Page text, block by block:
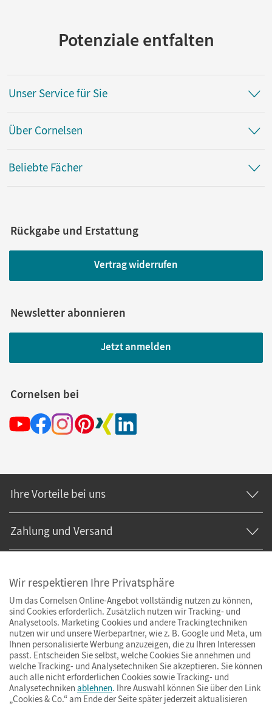
Potenziale entfalten
Unser Service für Sie
Über Cornelsen
Beliebte Fächer
Rückgabe und Erstattung
Vertrag widerrufen
Newsletter abonnieren
Jetzt anmelden
Cornelsen bei
Ihre Vorteile bei uns
Zahlung und Versand
Wir respektieren Ihre Privatsphäre
Um das Cornelsen Online-Angebot vollständig nutzen zu können,
sind Cookies erforderlich. Zusätzlich nutzen wir Tracking- und
Analysetools. Marketing Cookies und andere Trackingtechniken
nutzen wir und unsere Werbepartner, wie z. B. Google und Meta, um
Ihnen personalisierte Werbung anzuzeigen, die zu Ihren Interessen
passt. Entscheiden Sie selbst, welche Cookies Sie annehmen und
welche Tracking- und Analysetechniken Sie akzeptieren. Sie können
auch alle nicht erforderlichen Cookies sowie Tracking- und
Analysetechniken ablehnen. Ihre Auswahl können Sie über den Link
„Cookies & Co.“ am Ende der Seite später jederzeit aktualisieren